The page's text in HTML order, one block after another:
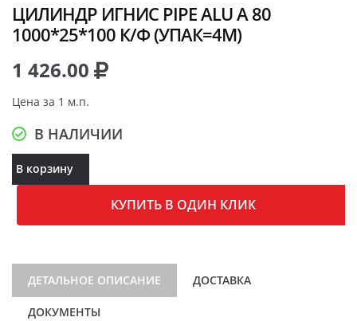
ЦИЛИНДР ИГНИС PIPE ALU A 80
1000*25*100 К/Ф (УПАК=4М)
1 426.00
Цена за 1 м.п.
В НАЛИЧИИ
В корзину
КУПИТЬ В ОДИН КЛИК
ДЕТАЛЬНОЕ ОПИСАНИЕ ДОСТАВКА
ДОКУМЕНТЫ